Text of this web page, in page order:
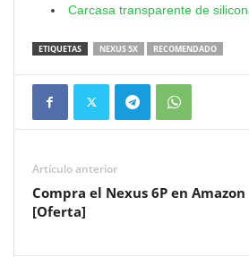
Carcasa transparente de
ETIQUETAS NEXUS 5X RECOMENDADO
Artículo anterior
Compra el Nexus 6P en Amazon
[Oferta]